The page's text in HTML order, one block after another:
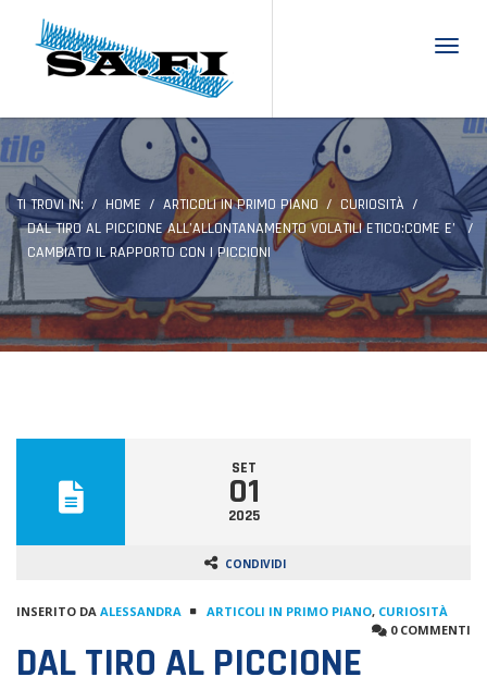
TI TROVI IN: HOME ARTICOLI IN PRIMO PIANO
CURIOSITÀ
DAL TIRO AL PICCIONE ALL’ALLONTANAMENTO VOLATILI ETICO:COME E’
CAMBIATO IL RAPPORTO CON I PICCIONI
SET
01
2025
CONDIVIDI
INSERITO DA ALESSANDRA ARTICOLI IN PRIMO PIANO, CURIOSITÀ
0 COMMENTI
DAL TIRO AL PICCIONE